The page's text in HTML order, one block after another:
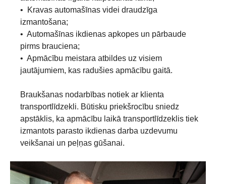
• Kravas automašīnas videi draudzīga
izmantošana;
• Automašīnas ikdienas apkopes un pārbaude
pirms brauciena;
• Apmācību meistara atbildes uz visiem
jautājumiem, kas radušies apmācību gaitā.
Braukšanas nodarbības notiek ar klienta
transportlīdzekli. Būtisku priekšrocību sniedz
apstāklis, ka apmācību laikā transportlīdzeklis tiek
izmantots parasto ikdienas darba uzdevumu
veikšanai un peļņas gūšanai.